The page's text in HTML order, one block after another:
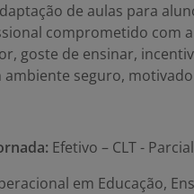
de aulas para
comprometido com
goste de ensinar,
seguro,
Efetivo – CLT -
em Educação,